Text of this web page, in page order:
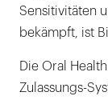
Sensitivitäten
bekämpft, ist
Die Oral
Zulassungs-